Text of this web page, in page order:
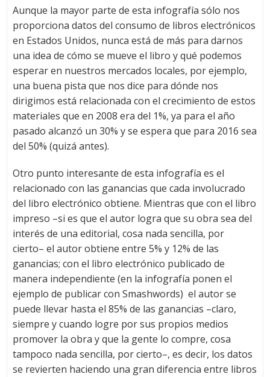
Aunque la mayor parte de esta infografía sólo nos
proporciona datos del consumo de libros electrónicos
en Estados Unidos, nunca está de más para darnos
una idea de cómo se mueve el libro y qué podemos
esperar en nuestros mercados locales, por ejemplo,
una buena pista que nos dice para dónde nos
dirigimos está relacionada con el crecimiento de estos
materiales que en 2008 era del 1%, ya para el año
pasado alcanzó un 30% y se espera que para 2016 sea
del 50% (quizá antes).
Otro punto interesante de esta infografía es el
relacionado con las ganancias que cada involucrado
del libro electrónico obtiene. Mientras que con el libro
impreso –si es que el autor logra que su obra sea del
interés de una editorial, cosa nada sencilla, por
cierto– el autor obtiene entre 5% y 12% de las
ganancias; con el libro electrónico publicado de
manera independiente (en la infografía ponen el
ejemplo de publicar con Smashwords) el autor se
puede llevar hasta el 85% de las ganancias –claro,
siempre y cuando logre por sus propios medios
promover la obra y que la gente lo compre, cosa
tampoco nada sencilla, por cierto–, es decir, los datos
se revierten haciendo una gran diferencia entre libros